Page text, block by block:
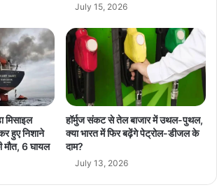
July 15, 2026
मिसाइल
हुए निशाने
मौत, 6 घायल
हॉर्मुज संकट से तेल बाजार में उथल-पुथल,
क्या भारत में फिर बढ़ेंगे पेट्रोल-डीजल के
दाम?
July 13, 2026